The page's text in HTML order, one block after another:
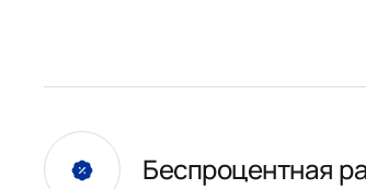
Беспроцентная